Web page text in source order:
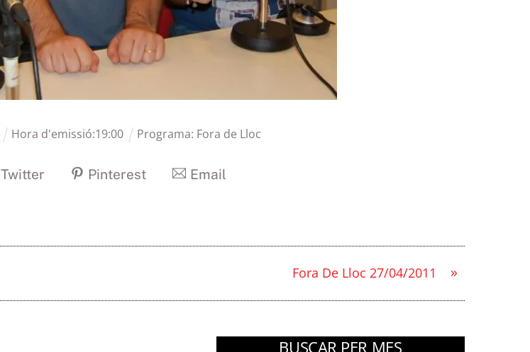
Hora d'emissió:19:00 Programa: Fora de Lloc
Twitter Pinterest Email
»
Fora De Lloc 27/04/2011